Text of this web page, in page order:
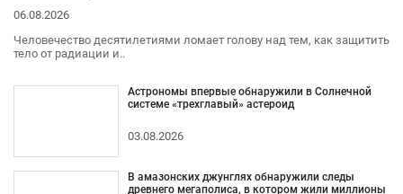
06.08.2026
Человечество десятилетиями ломает голову над тем, как защитить
тело от радиации и..
Астрономы впервые обнаружили в Солнечной
системе «трехглавый» астероид
03.08.2026
В амазонских джунглях обнаружили следы
древнего мегаполиса, в котором жили миллионы